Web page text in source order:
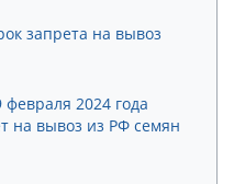
запрета на вывоз
февраля 2024 года
на вывоз из РФ семян